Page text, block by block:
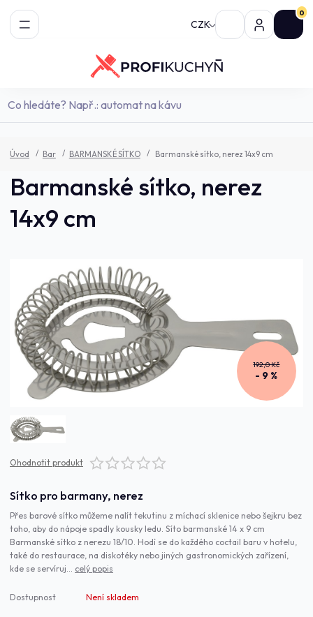
CZK
0
Úvod Bar BARMANSKÉ SÍTKO Barmanské sítko, nerez 14x9 cm
Barmanské sítko, nerez
14x9 cm
192,0 Kč
- 9 %
Ohodnotit produkt
Sítko pro barmany, nerez
Přes barové sítko můžeme nalít tekutinu z míchací sklenice nebo šejkru bez
toho, aby do nápoje spadly kousky ledu. Síto barmanské 14 x 9 cm
Barmanské sítko z nerezu 18/10. Hodí se do každého coctail baru v hotelu,
také do restaurace, na diskotéky nebo jiných gastronomických zařízení,
kde se servíruj... celý popis
Dostupnost Není skladem